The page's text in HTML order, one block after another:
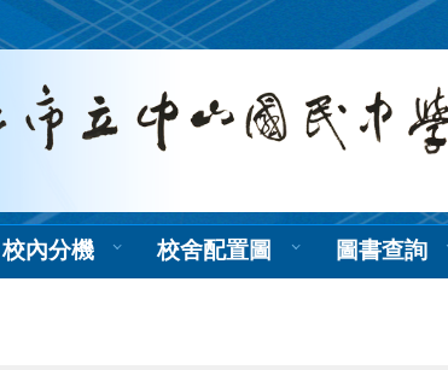
校內分機 校舍配置圖 圖書查詢